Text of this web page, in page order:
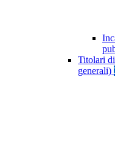
Titolari
generali)